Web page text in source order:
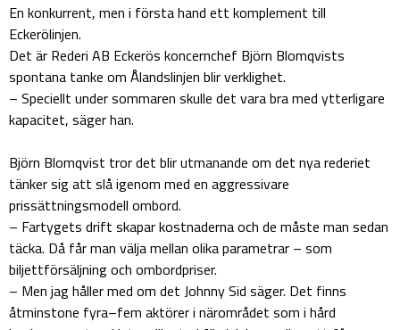
En konkurrent, men i första hand ett komplement till
Eckerölinjen.
Det är Rederi AB Eckerös koncernchef Björn Blomqvists
spontana tanke om Ålandslinjen blir verklighet.
– Speciellt under sommaren skulle det vara bra med ytterligare
kapacitet, säger han.
Björn Blomqvist tror det blir utmanande om det nya rederiet
tänker sig att slå igenom med en aggressivare
prissättningsmodell ombord.
– Fartygets drift skapar kostnaderna och de måste man sedan
täcka. Då får man välja mellan olika parametrar – som
biljettförsäljning och ombordpriser.
– Men jag håller med om det Johnny Sid säger. Det finns
åtminstone fyra–fem aktörer i närområdet som i hård